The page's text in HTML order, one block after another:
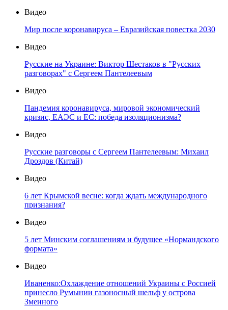
Видео
Мир после коронавируса – Евразийская повестка 2030
Видео
Русские на Украине: Виктор Шестаков в "Русских
разговорах" с Сергеем Пантелеевым
Видео
Пандемия коронавируса, мировой экономический
кризис, ЕАЭС и ЕС: победа изоляционизма?
Видео
Русские разговоры с Сергеем Пантелеевым: Михаил
Дроздов (Китай)
Видео
6 лет Крымской весне: когда ждать международного
признания?
Видео
5 лет Минским соглашениям и будущее «Нормандского
формата»
Видео
Иваненко:Охлаждение отношений Украины с Россией
принесло Румынии газоносный шельф у острова
Змеиного